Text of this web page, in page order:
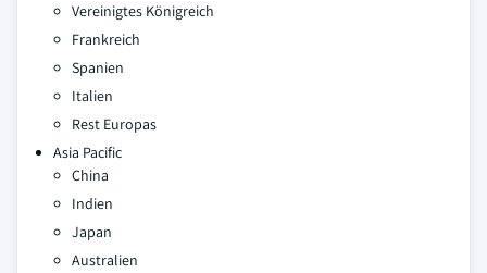
Vereinigtes Königreich
Frankreich
Spanien
Italien
Rest Europas
Asia Pacific
China
Indien
Japan
Australien